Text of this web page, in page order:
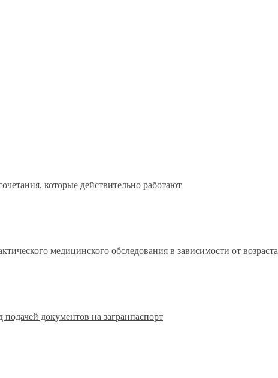
которые действительно работают
медицинского обследования в зависимости от возраста
документов на загранпаспорт